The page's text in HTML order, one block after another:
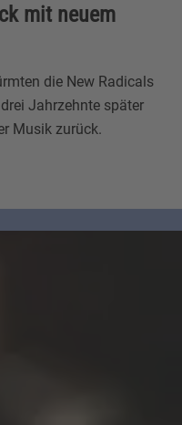
mit neuem
die New Radicals
Jahrzehnte später
Musik zurück.